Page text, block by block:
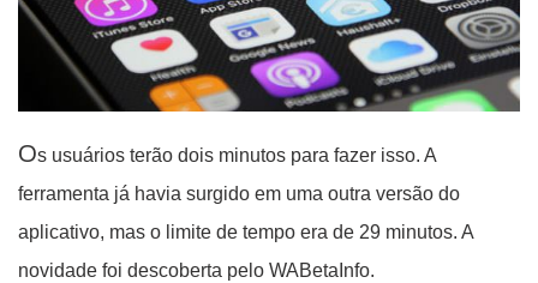
Os usuários terão dois minutos para fazer isso. A
ferramenta já havia surgido em uma outra versão do
aplicativo, mas o limite de tempo era de 29 minutos. A
novidade foi descoberta pelo WABetaInfo.